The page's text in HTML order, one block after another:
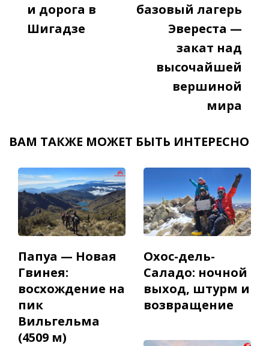
и дорога в
Шигадзе
базовый лагерь
Эвереста —
закат над
высочайшей
вершиной
мира
ВАМ ТАКЖЕ МОЖЕТ БЫТЬ ИНТЕРЕСНО
Папуа — Новая
Гвинея:
восхождение на
пик
Вильгельма
(4509 м)
Охос-дель-
Саладо: ночной
выход, штурм и
возвращение